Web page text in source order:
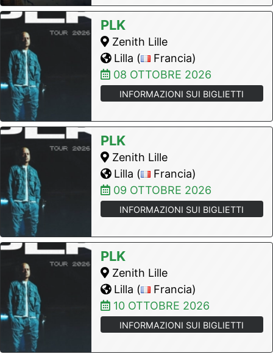
PLK
Zenith Lille
Lilla (
Francia)
08 OTTOBRE 2026
INFORMAZIONI SUI BIGLIETTI
PLK
Zenith Lille
Lilla (
Francia)
09 OTTOBRE 2026
INFORMAZIONI SUI BIGLIETTI
PLK
Zenith Lille
Lilla (
Francia)
10 OTTOBRE 2026
INFORMAZIONI SUI BIGLIETTI